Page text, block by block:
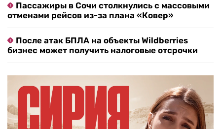
Пассажиры в Сочи столкнулись с массовыми
отменами рейсов из-за плана «Ковер»
После атак БПЛА на объекты Wildberries
бизнес может получить налоговые отсрочки